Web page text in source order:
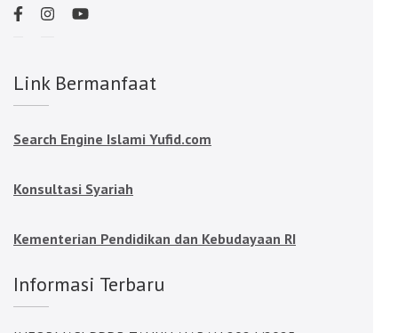
Link Bermanfaat
Search Engine Islami Yufid.com
Konsultasi Syariah
Kementerian Pendidikan dan Kebudayaan RI
Informasi Terbaru